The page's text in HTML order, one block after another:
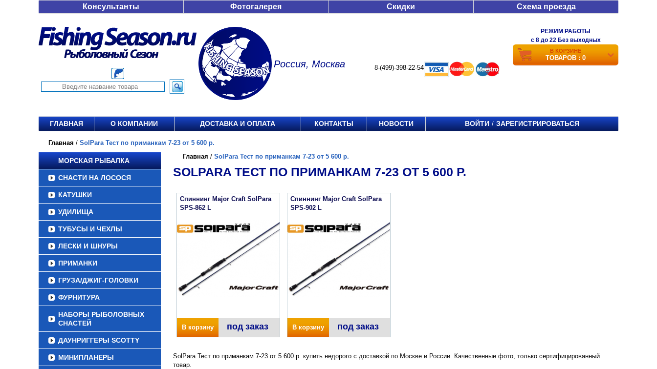
Консультанты Фотогалерея Скидки Схема проезда
Россия, Москва 8-(499)-398-22-54
РЕЖИМ РАБОТЫ
c 8 до 22 Без выходных
В КОРЗИНЕ
ТОВАРОВ : 0
ГЛАВНАЯ О КОМПАНИИ ДОСТАВКА И ОПЛАТА КОНТАКТЫ НОВОСТИ ВОЙТИ / ЗАРЕГИСТРИРОВАТЬСЯ
Главная / SolPara Тест по приманкам 7-23 от 5 600 р.
МОРСКАЯ РЫБАЛКА
СНАСТИ НА ЛОСОСЯ
КАТУШКИ
УДИЛИЩА
ТУБУСЫ И ЧЕХЛЫ
ЛЕСКИ И ШНУРЫ
ПРИМАНКИ
ГРУЗА/ДЖИГ-ГОЛОВКИ
ФУРНИТУРА
НАБОРЫ РЫБОЛОВНЫХ
СНАСТЕЙ
ДАУНРИГГЕРЫ SCOTTY
МИНИПЛАНЕРЫ
Главная / SolPara Тест по приманкам 7-23 от 5 600 р.
SOLPARA ТЕСТ ПО ПРИМАНКАМ 7-23 ОТ 5 600 Р.
Спиннинг Major Craft SolPara
SPS-862 L
В корзину под заказ
Спиннинг Major Craft SolPara
SPS-902 L
В корзину под заказ
SolPara Тест по приманкам 7-23 от 5 600 р. купить недорого с доставкой по Москве и России. Качественные фото, только сертифицированный
товар.